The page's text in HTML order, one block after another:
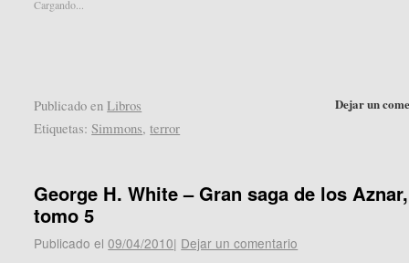
en
Cargando...
Dejar un
Publicado en Libros
Etiquetas: Simmons,terror
George H. White – Gran saga de los Aznar,
tomo 5
Publicado el 09/04/2010| Dejar un comentario